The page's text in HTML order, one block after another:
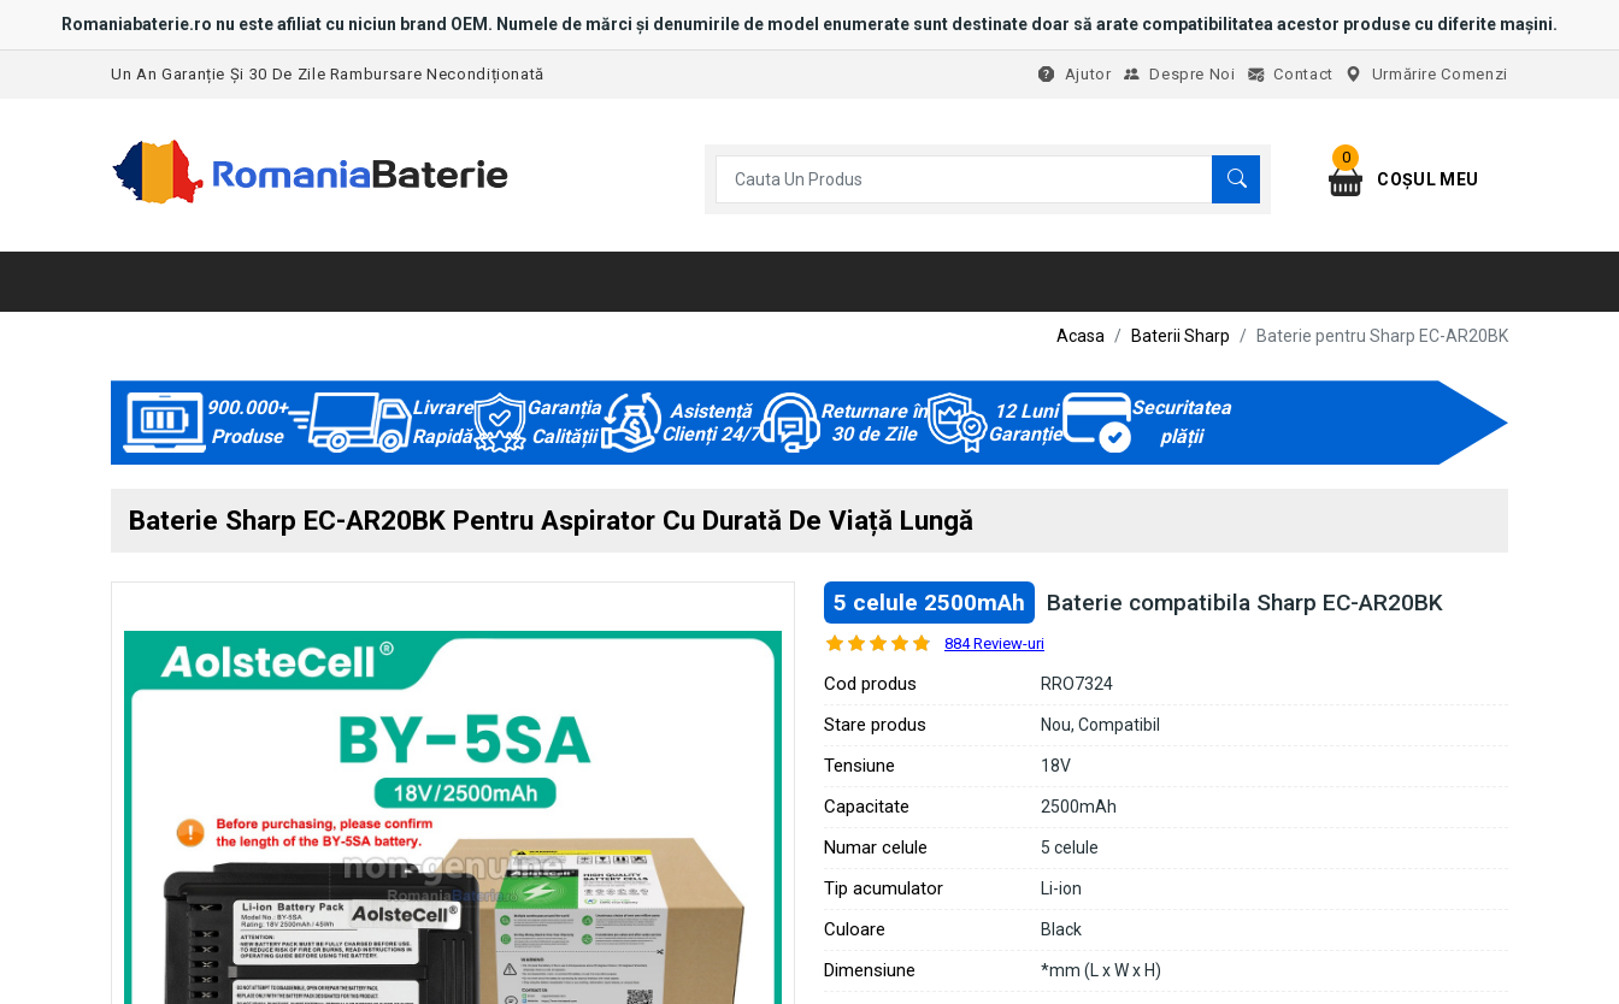
Romaniabaterie.ro nu este afiliat cu niciun brand OEM. Numele de mărci și denumirile de model enumerate sunt destinate doar să arate compatibilitatea acestor produse cu diferite mașini.
Un An Garanție Și 30 De Zile Rambursare Necondiționată Urmărire Comenzi
Contact
Despre Noi
Ajutor
0
COȘUL MEU
Acasa Baterii Sharp Baterie pentru Sharp EC-AR20BK
900.000+
Produse
Livrare
Rapidă
Garanția
Calității
Asistență
Clienți 24/7
Returnare în
30 de Zile
12 Luni
Garanție
Securitatea
plății
Baterie Sharp EC-AR20BK Pentru Aspirator Cu Durată De Viață Lungă
5 celule 2500mAh Baterie compatibila Sharp EC-AR20BK
884 Review-uri
Cod produs RRO7324
Stare produs Nou, Compatibil
Tensiune 18V
Capacitate 2500mAh
Numar celule 5 celule
Tip acumulator Li-ion
Culoare Black
Dimensiune *mm (L x W x H)